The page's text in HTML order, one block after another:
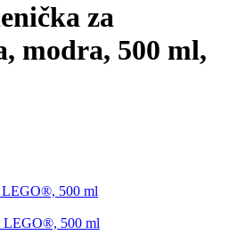
za
modra, 500 ml,
LEGO®, 500 ml
LEGO®, 500 ml